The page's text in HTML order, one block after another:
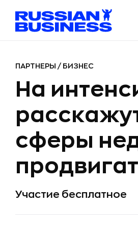
ПАРТНЕРЫ / БИЗНЕС
На
сферы
Участие бесплатное